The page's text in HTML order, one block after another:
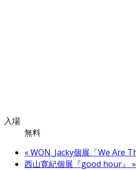
入場
無料
«WON_Jacky個展「We Are
西山寛紀個展『good hour』 »